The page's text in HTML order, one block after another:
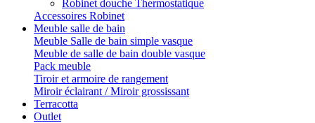
Robinet douche Thermostatique
Accessoires Robinet
Meuble salle de bain
Meuble Salle de bain simple vasque
Meuble de salle de bain double vasque
Pack meuble
Tiroir et armoire de rangement
Miroir éclairant / Miroir grossissant
Terracotta
Outlet